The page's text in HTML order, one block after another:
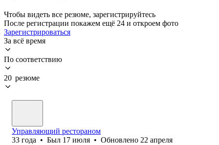
Чтобы видеть все резюме, зарегистрируйтесь
После регистрации покажем ещё 24 и откроем фото
Зарегистрироваться
За всё время
По соответствию
20 резюме
Управляющий рестораном
33 года • Был 17 июля • Обновлено 22 апреля